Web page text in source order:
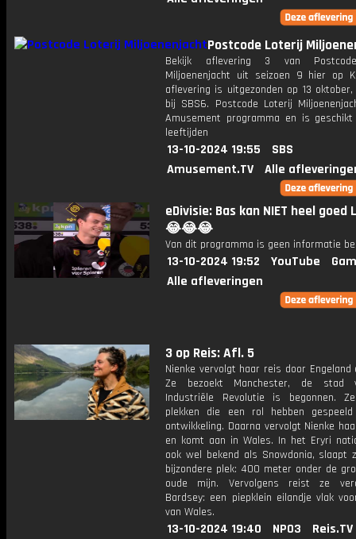
Postcode Loterij
Bekijk aflevering 3 van
Miljoenenjacht uit seizoen 9 hier op
aflevering is uitgezonden op 13 oktober,
bij SBS6. Postcode Loterij
Amusement programma en is
leeftijden
13-10-2024 19:55
SBS
Amusement.TV
Alle
eDivisie: Bas kan NIET heel goed
😂😂😂
Van dit programma is geen informatie
13-10-2024 19:52 YouTube
Alle afleveringen
3 op Reis: Afl. 5
Nienke vervolgt haar reis door Engeland
Ze bezoekt Manchester, de stad
Industriële Revolutie is begonnen.
plekken die een rol hebben
ontwikkeling. Daarna vervolgt Nienke
en komt aan in Wales. In het Eryri
ook wel bekend als Snowdonia, slaapt
bijzondere plek: 400 meter onder de
oude mijn. Vervolgens reist ze
Bardsey: een piepklein eilandje vlak
van Wales.
13-10-2024 19:40 NPO3
Reis.TV